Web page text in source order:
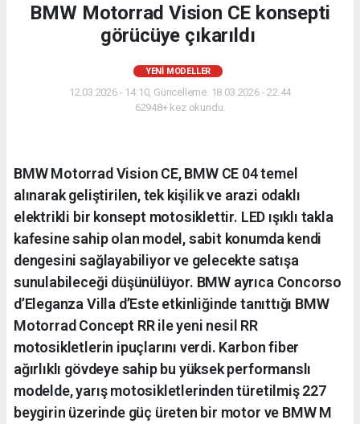
BMW Motorrad Vision CE konsepti
görücüye çıkarıldı
YENI MODELLER
12.03.2026 - 14:10, Güncelleme: 18.03.2026 - 22:44
62948+ kez okundu.
BMW Motorrad Vision CE, BMW CE 04 temel
alınarak geliştirilen, tek kişilik ve arazi odaklı
elektrikli bir konsept motosiklettir. LED ışıklı takla
kafesine sahip olan model, sabit konumda kendi
dengesini sağlayabiliyor ve gelecekte satışa
sunulabileceği düşünülüyor. BMW ayrıca Concorso
d’Eleganza Villa d’Este etkinliğinde tanıttığı BMW
Motorrad Concept RR ile yeni nesil RR
motosikletlerin ipuçlarını verdi. Karbon fiber
ağırlıklı gövdeye sahip bu yüksek performanslı
modelde, yarış motosikletlerinden türetilmiş 227
beygirin üzerinde güç üreten bir motor ve BMW M